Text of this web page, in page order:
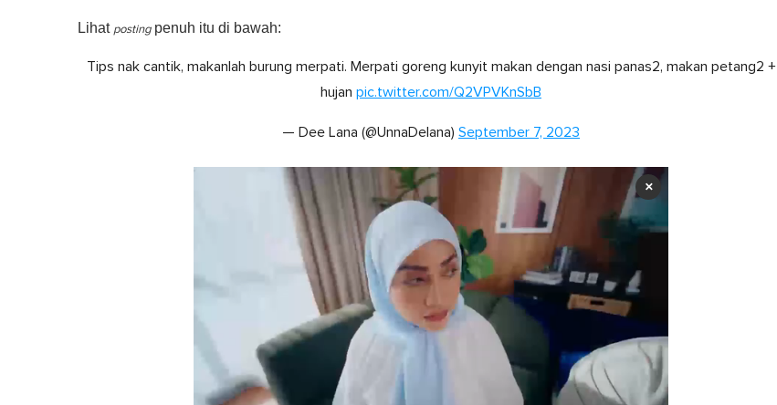
Lihat postingpenuh itu di bawah:
Tips nak cantik, makanlah burung merpati. Merpati goreng kunyit makan dengan nasi panas2, makan petang2 +
hujan pic.twitter.com/Q2VPVKnSbB
— Dee Lana (@UnnaDelana) September 7, 2023
×